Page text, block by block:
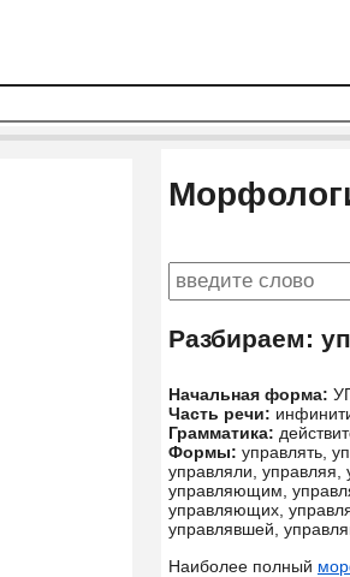
Разбираем:
Начальная форма:
Часть речи:
Грамматика:
Формы: управлять,
управляли,
управляющим,
управляющих,
управлявшей,
Наиболее полный